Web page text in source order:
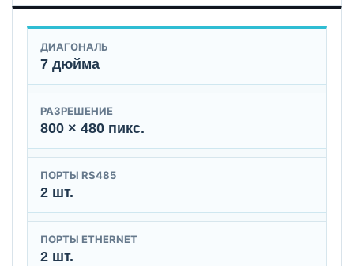
ДИАГОНАЛЬ
7 дюйма
РАЗРЕШЕНИЕ
800 × 480 пикс.
ПОРТЫ RS485
2 шт.
ПОРТЫ ETHERNET
2 шт.